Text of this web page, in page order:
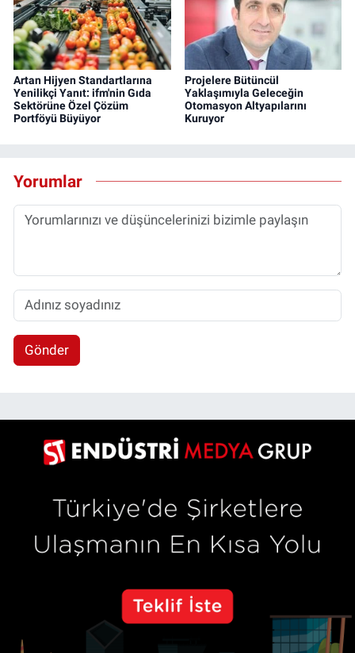
Artan Hijyen Standartlarına
Yenilikçi Yanıt: ifm'nin Gıda
Sektörüne Özel Çözüm
Portföyü Büyüyor
Projelere Bütüncül
Yaklaşımıyla Geleceğin
Otomasyon Altyapılarını
Kuruyor
Yorumlar
Gönder